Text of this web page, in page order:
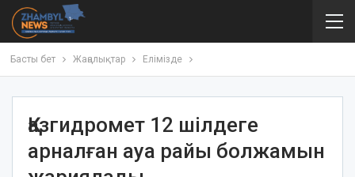
Басты бет Жаңалықтар Елімізде
Қазгидромет 12 шілдеге
арналған ауа райы болжамын